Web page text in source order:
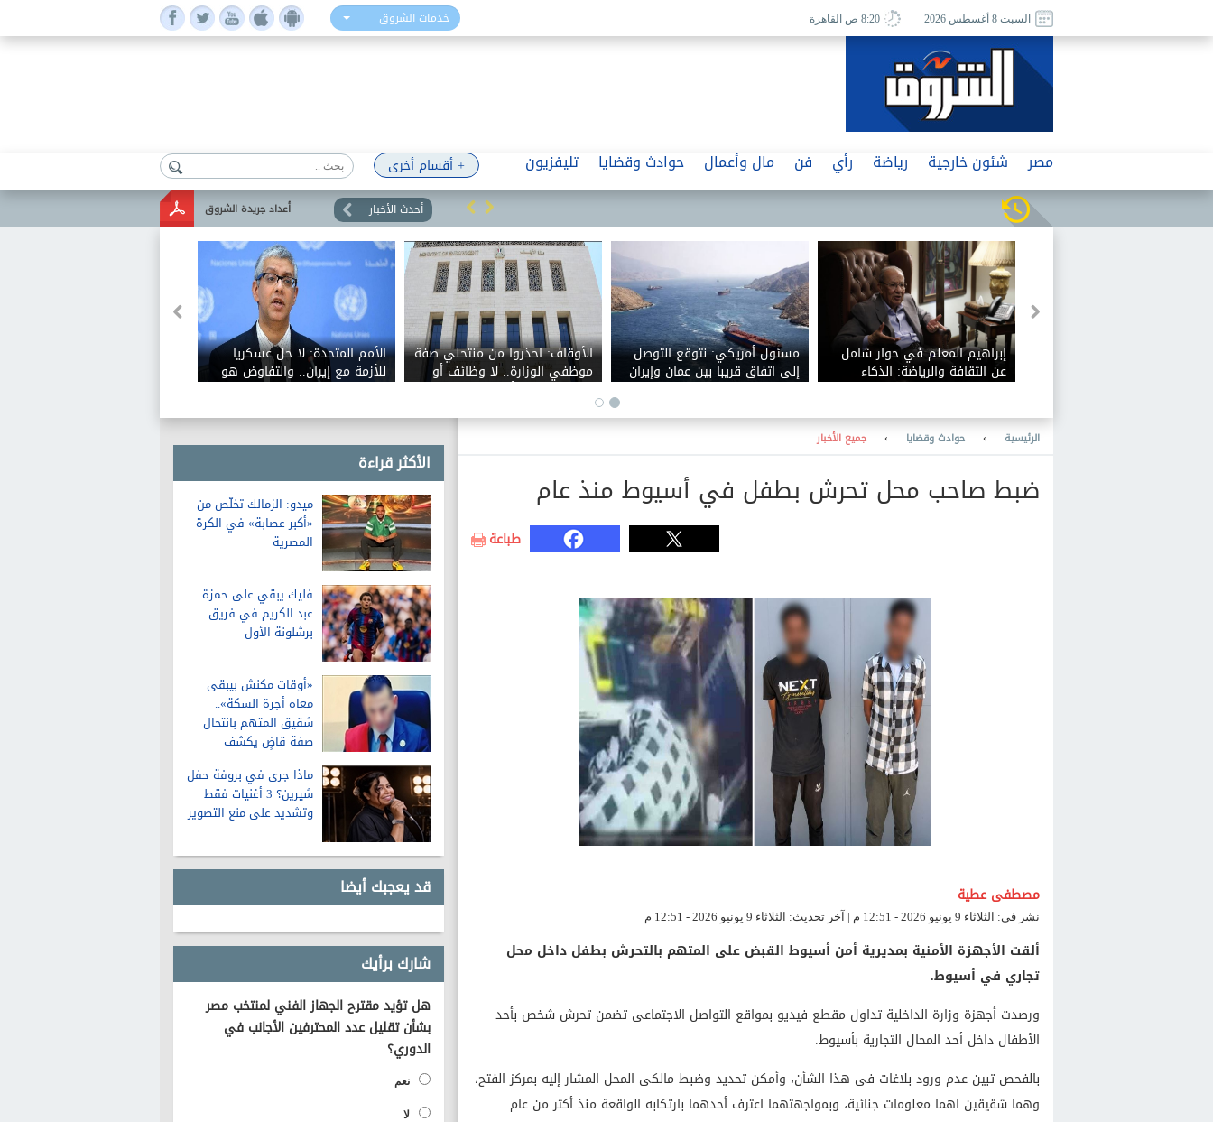
خدمات الشروق السبت 8 أغسطس 2026 8:20 ص القاهرة
+ أقسام أخرى مصر شئون خارجية رياضة رأي فن مال وأعمال حوادث وقضايا تليفزيون
أعداد جريدة الشروق أحدث الأخبار
إبراهيم المعلم في حوار شامل
عن الثقافة والرياضة: الذكاء
الاصطناعي يفيد الثقافة
والتعليم
مسئول أمريكي: نتوقع التوصل
إلى اتفاق قريبا بين عمان وإيران
حول مضيق هرمز
الأوقاف: احذروا من منتحلي صفة
موظفي الوزارة.. لا وظائف أو
تعيينات مقابل أموال
الأمم المتحدة: لا حل عسكريا
للأزمة مع إيران.. والتفاوض هو
السبيل الوحيد
الأكثر قراءة
ميدو: الزمالك تخلّص من
«أكبر عصابة» في الكرة
المصرية
فليك يبقي على حمزة
عبد الكريم في فريق
برشلونة الأول
«أوقات مكنش بيبقى
معاه أجرة السكة»..
شقيق المتهم بانتحال
صفة قاضٍ يكشف
الواقعة
ماذا جرى في بروفة حفل
شيرين؟ 3 أغنيات فقط
وتشديد على منع التصوير
قد يعجبك أيضا
شارك برأيك
هل تؤيد مقترح الجهاز الفني لمنتخب مصر
بشأن تقليل عدد المحترفين الأجانب في
الدوري؟
نعم
لا
الرئيسية › حوادث وقضايا › جميع الأخبار
ضبط صاحب محل تحرش بطفل في أسيوط منذ عام
طباعة
مصطفى عطية
نشر في: الثلاثاء 9 يونيو 2026 - 12:51 م | آخر تحديث: الثلاثاء 9 يونيو 2026 - 12:51 م
ألقت الأجهزة الأمنية بمديرية أمن أسيوط القبض على المتهم بالتحرش بطفل داخل محل
تجاري في أسيوط.
ورصدت أجهزة وزارة الداخلية تداول مقطع فيديو بمواقع التواصل الاجتماعى تضمن تحرش شخص بأحد
الأطفال داخل أحد المحال التجارية بأسيوط.
بالفحص تبين عدم ورود بلاغات فى هذا الشأن، وأمكن تحديد وضبط مالكى المحل المشار إليه بمركز الفتح،
وهما شقيقين اهما معلومات جنائية، وبمواجهتهما اعترف أحدهما بارتكابه الواقعة منذ أكثر من عام.